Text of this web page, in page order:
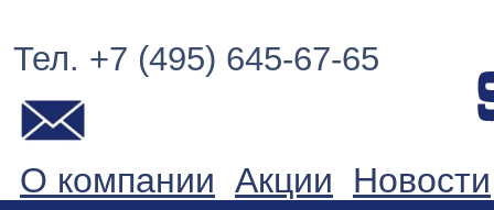
Тел. +7 (495) 645-67-65
О компании Акции Новости